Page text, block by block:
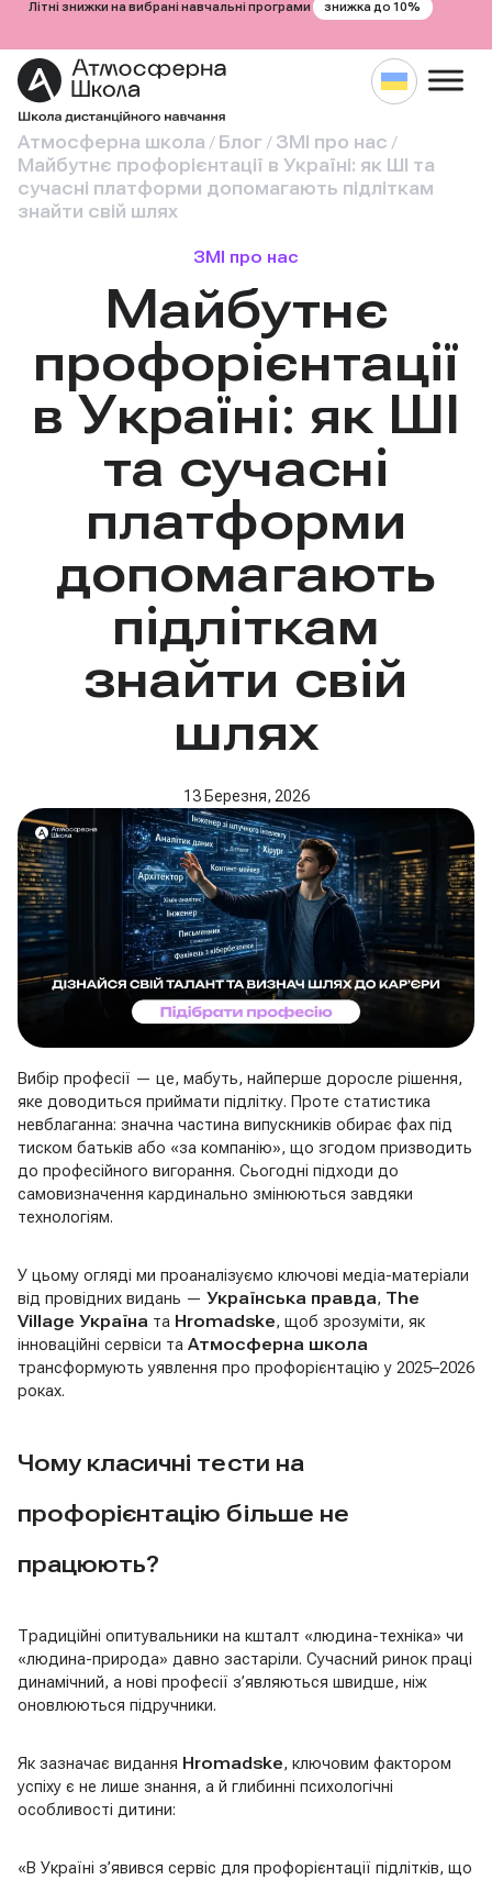
Літні знижки на вибрані навчальні програми знижка до 10%
Атмосферна школа / Блог / ЗМІ про нас /
Майбутнє профорієнтації в Україні: як ШІ та
сучасні платформи допомагають підліткам
знайти свій шлях
ЗМІ про нас
Майбутнє
профорієнтації
в Україні: як ШІ
та сучасні
платформи
допомагають
підліткам
знайти свій
шлях
13 Березня, 2026
Вибір професії — це, мабуть, найперше доросле рішення,
яке доводиться приймати підлітку. Проте статистика
невблаганна: значна частина випускників обирає фах під
тиском батьків або «за компанію», що згодом призводить
до професійного вигорання. Сьогодні підходи до
самовизначення кардинально змінюються завдяки
технологіям.
У цьому огляді ми проаналізуємо ключові медіа-матеріали
від провідних видань — Українська правда, The
Village Україна та Hromadske, щоб зрозуміти, як
інноваційні сервіси та Атмосферна школа
трансформують уявлення про профорієнтацію у 2025–2026
роках.
Чому класичні тести на
профорієнтацію більше не
працюють?
Традиційні опитувальники на кшталт «людина-техніка» чи
«людина-природа» давно застаріли. Сучасний ринок праці
динамічний, а нові професії з’являються швидше, ніж
оновлюються підручники.
Як зазначає видання Hromadske, ключовим фактором
успіху є не лише знання, а й глибинні психологічні
особливості дитини:
«В Україні з’явився сервіс для профорієнтації підлітків, що